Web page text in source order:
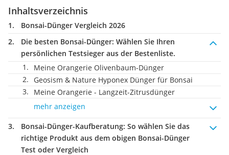
Inhaltsverzeichnis
Bonsai-Dünger Vergleich 2026
Die besten Bonsai-Dünger: Wählen Sie Ihren
persönlichen Testsieger aus der Bestenliste.
Meine Orangerie Olivenbaum-Dünger
Geosism & Nature Hyponex Dünger für Bonsai
Meine Orangerie - Langzeit-Zitrusdünger
mehr anzeigen
Bonsai-Dünger-Kaufberatung: So wählen Sie das
richtige Produkt aus dem obigen Bonsai-Dünger
Test oder Vergleich